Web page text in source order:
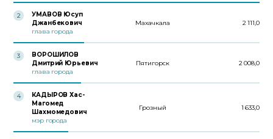
2
УМАВОВ Юсуп
Джанбекович
глава города
Махачкала 2 111,0
3
ВОРОШИЛОВ
Дмитрий Юрьевич
глава города
Пятигорск 2 008,0
4
КАДЫРОВ Хас-
Магомед
Шахмомедович
мэр города
Грозный 1 633,0